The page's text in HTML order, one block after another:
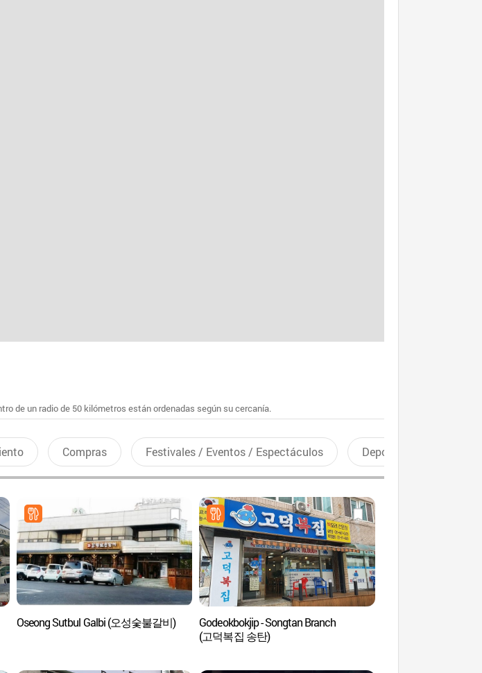
de un radio de 50 kilómetros están ordenadas según su cercanía.
Compras Festivales / Eventos / Espectáculos Deportes recreativos
Oseong Sutbul Galbi (오성숯불갈비)
Godeokbokjip - Songtan Branch
(고덕복집 송탄)